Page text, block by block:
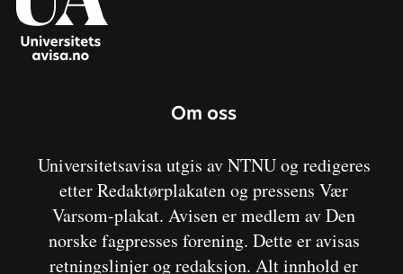
Om oss
Universitetsavisa utgis av NTNU og redigeres
etter Redaktørplakaten og pressens Vær
Varsom-plakat. Avisen er medlem av Den
norske fagpresses forening. Dette er avisas
retningslinjer og redaksjon. Alt innhold er